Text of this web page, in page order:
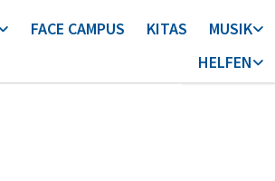
FACE CAMPUS KITAS
MUSIK
HELFEN